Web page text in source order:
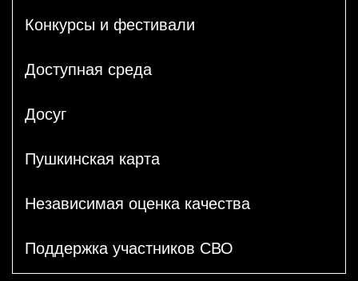
Конкурсы и фестивали
Доступная среда
Досуг
Пушкинская карта
Независимая оценка качества
Поддержка участников СВО